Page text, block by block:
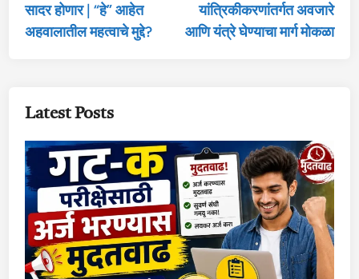
सादर होणार | “हे” आहेत
अहवालातील महत्वाचे मुद्दे?
यांत्रिकीकरणांतर्गत अवजारे
आणि यंत्रे घेण्याचा मार्ग मोकळा
Latest Posts